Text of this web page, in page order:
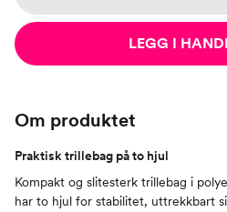
LEGG I
Om produktet
Praktisk trillebag på to hjul
Kompakt og slitesterk trillebag i
har to hjul for stabilitet, uttrekkbart